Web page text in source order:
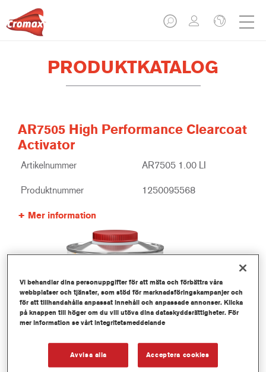
PRODUKTKATALOG
AR7505 High Performance Clearcoat
Activator
Artikelnummer AR7505 1.00 LI
Produktnummer 1250095568
Mer information
Vi behandlar dina personuppgifter för att mäta och förbättra våra
webbplatser och tjänster, som stöd för marknadsföringskampanjer och
för att tillhandahålla anpassat innehåll och anpassade annonser. Klicka
på knappen till höger om du vill utöva dina dataskyddsrättigheter. För
mer information se vårt integritetsmeddelande
Avvisa alla Acceptera cookies